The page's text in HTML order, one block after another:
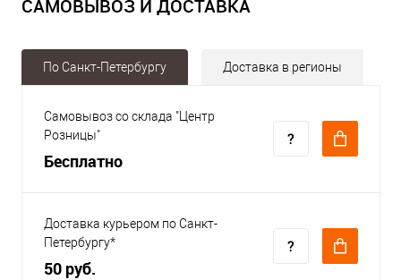
САМОВЫВОЗ И ДОСТАВКА
По Санкт-Петербургу Доставка в регионы
Самовывоз со склада "Центр
Розницы"
Бесплатно
Доставка курьером по Санкт-
Петербургу*
50 руб.